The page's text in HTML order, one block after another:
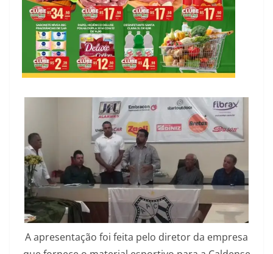
A apresentação foi feita pelo diretor da empresa